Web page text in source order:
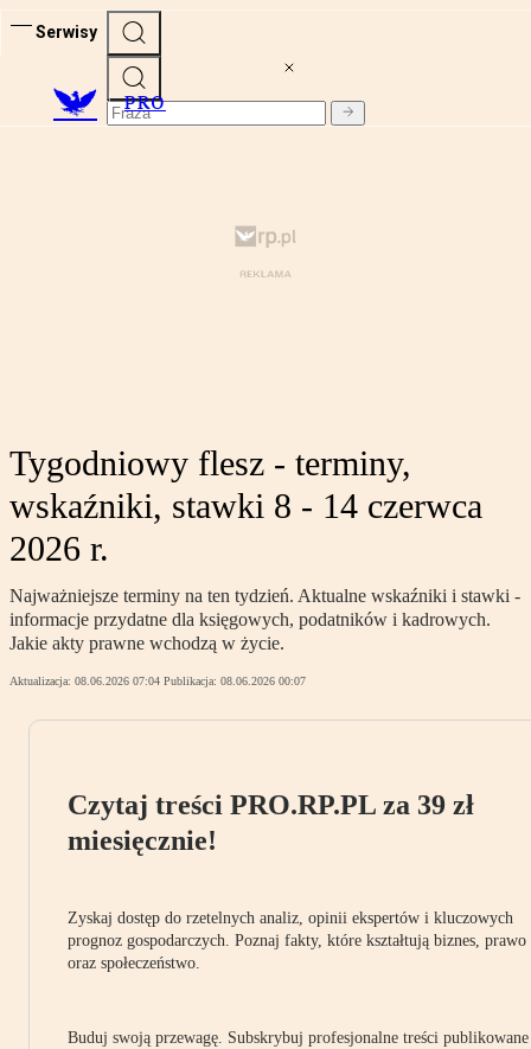
Serwisy
PRO
Tygodniowy flesz - terminy,
wskaźniki, stawki 8 - 14 czerwca
2026 r.
Najważniejsze terminy na ten tydzień. Aktualne wskaźniki i stawki -
informacje przydatne dla księgowych, podatników i kadrowych.
Jakie akty prawne wchodzą w życie.
Aktualizacja: 08.06.2026 07:04 Publikacja: 08.06.2026 00:07
Czytaj treści PRO.RP.PL za 39 zł
miesięcznie!
Zyskaj dostęp do rzetelnych analiz, opinii ekspertów i kluczowych
prognoz gospodarczych. Poznaj fakty, które kształtują biznes, prawo
oraz społeczeństwo.
Buduj swoją przewagę. Subskrybuj profesjonalne treści publikowane